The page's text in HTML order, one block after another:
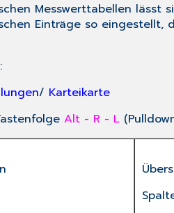
Messwerttabellen lässt
Einträge so eingestellt,
/ Karteikarte
Alt - R - L